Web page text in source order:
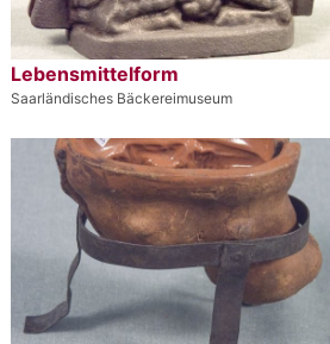
Lebensmittelform
Saarländisches Bäckereimuseum